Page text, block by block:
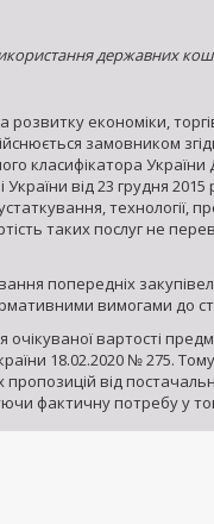
державних
економіки,
замовником
класифікатора
України від 23 грудня
технології,
таких послуг не
попередніх
вимогами до
вартості
18.02.2020 № 275.
від
фактичну потребу у